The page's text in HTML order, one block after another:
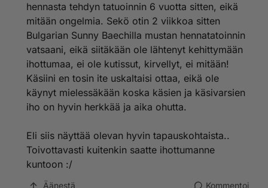
hennasta tehdyn tatuoinnin 6 vuotta sitten, eikä
mitään ongelmia. Sekö otin 2 viikkoa sitten
Bulgarian Sunny Baechilla mustan hennatatoinnin
vatsaani, eikä siitäkään ole lähtenyt kehittymään
ihottumaa, ei ole kutissut, kirvellyt, ei mitään!
Käsiini en tosin ite uskaltaisi ottaa, eikä ole
käynyt mielessäkään koska käsien ja käsivarsien
iho on hyvin herkkää ja aika ohutta.
Eli siis näyttää olevan hyvin tapauskohtaista..
Toivottavasti kuitenkin saatte ihottumanne
kuntoon :/
Äänestä Kommentoi